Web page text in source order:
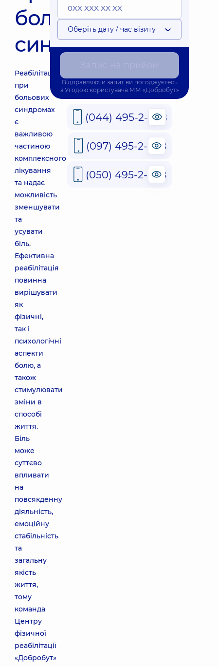
больових
синдромах
Реабілітація
при
больових
синдромах
є
важливою
частиною
комплексного
лікування
та надає
можливість
зменшувати
та
усувати
біль.
Ефективна
реабілітація
повинна
вирішувати
як
фізичні,
так і
психологічні
аспекти
болю, а
також
стимулювати
зміни в
способі
життя.
Біль
може
суттєво
впливати
на
повсякденну
діяльність,
емоційну
стабільність
та
загальну
якість
життя,
тому
команда
Центру
фізичної
реабілітації
«Добробут»
Оберіть дату / час візиту
Відправляючи запит ви погоджуєтесь
з Угодою користувача ММ «Добробут»
(044) 495-2-888
(097) 495-2-888
(050) 495-2-888